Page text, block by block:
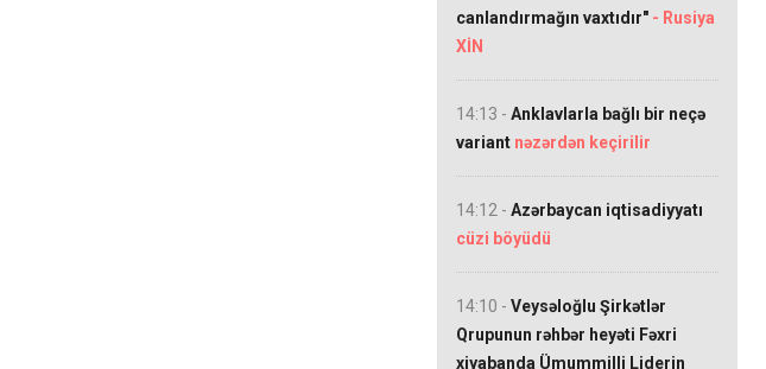
canlandırmağın vaxtıdır" - Rusiya
XİN
14:13 - Anklavlarla bağlı bir neçə
variant nəzərdən keçirilir
14:12 - Azərbaycan iqtisadiyyatı
cüzi böyüdü
14:10 - Veysəloğlu Şirkətlər
Qrupunun rəhbər heyəti Fəxri
xiyabanda Ümummilli Liderin